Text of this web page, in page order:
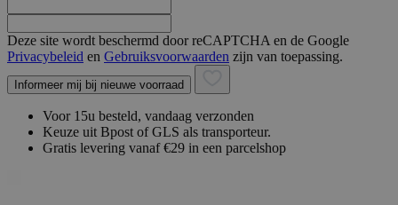
Deze site wordt beschermd door reCAPTCHA en de Google
Privacybeleid en Gebruiksvoorwaarden zijn van toepassing.
Informeer mij bij nieuwe voorraad
Voor 15u besteld, vandaag verzonden
Keuze uit Bpost of GLS als transporteur.
Gratis levering vanaf €29 in een parcelshop